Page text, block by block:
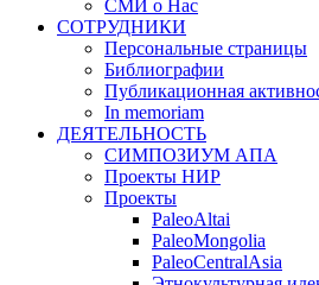
СМИ о Нас
СОТРУДНИКИ
Персональные страницы
Библиографии
Публикационная
In memoriam
ДЕЯТЕЛЬНОСТЬ
СИМПОЗИУМ АПА
Проекты НИР
Проекты
PaleoAltai
PaleoMongolia
PaleoCentralAsia